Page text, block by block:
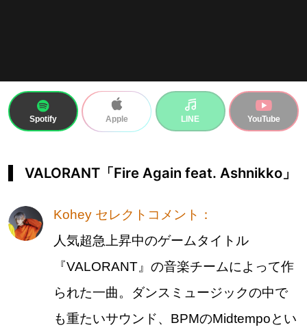
Spotify Apple LINE YouTube
VALORANT「Fire Again feat. Ashnikko」
Kohey セレクトコメント：
人気超急上昇中のゲームタイトル
『VALORANT』の音楽チームによって作
られた一曲。ダンスミュージックの中で
も重たいサウンド、BPMのMidtempoとい